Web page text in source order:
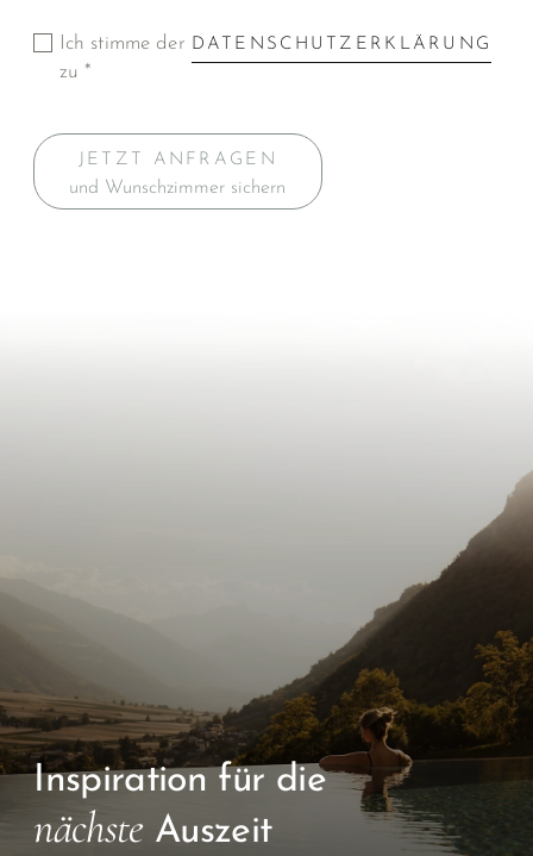
Ich stimme der DATENSCHUTZERKLÄRUNG
zu *
JETZT ANFRAGEN
und Wunschzimmer sichern
Inspiration für die
nächste Auszeit